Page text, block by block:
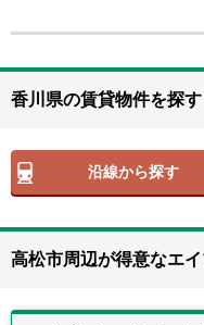
香川県の賃貸物件を探す
沿線から探す
高松市周辺が得意なエ